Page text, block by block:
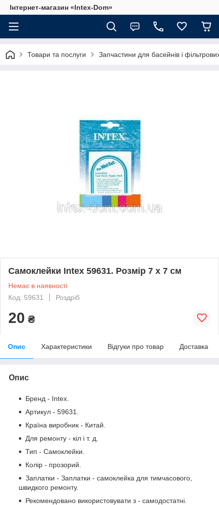
Інтернет-магазин «Intex-Dom»
Товари та послуги Запчастини для басейнів і
Самоклейки Intex 59631. Розмір 7 х 7 см
Немає в наявності
Код: 59631
Роздріб
20 ₴
Опис Характеристики Відгуки про товар Доставка
Опис
Бренд - Intex.
Артикул - 59631.
Країна виробник - Китай.
Для ремонту - кіл і т. д.
Тип - Самоклейки.
Колір - прозорий.
Заплатки - Заплатки - самоклейка для тимчасового,
швидкого ремонту.
Рекомендовано використовувати з - самодостатні.